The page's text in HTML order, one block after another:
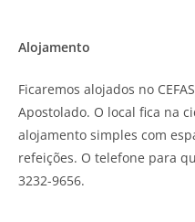
Alojamento
Ficaremos alojados no
Apostolado. O local fica na
alojamento simples com
refeições. O telefone para
3232-9656.